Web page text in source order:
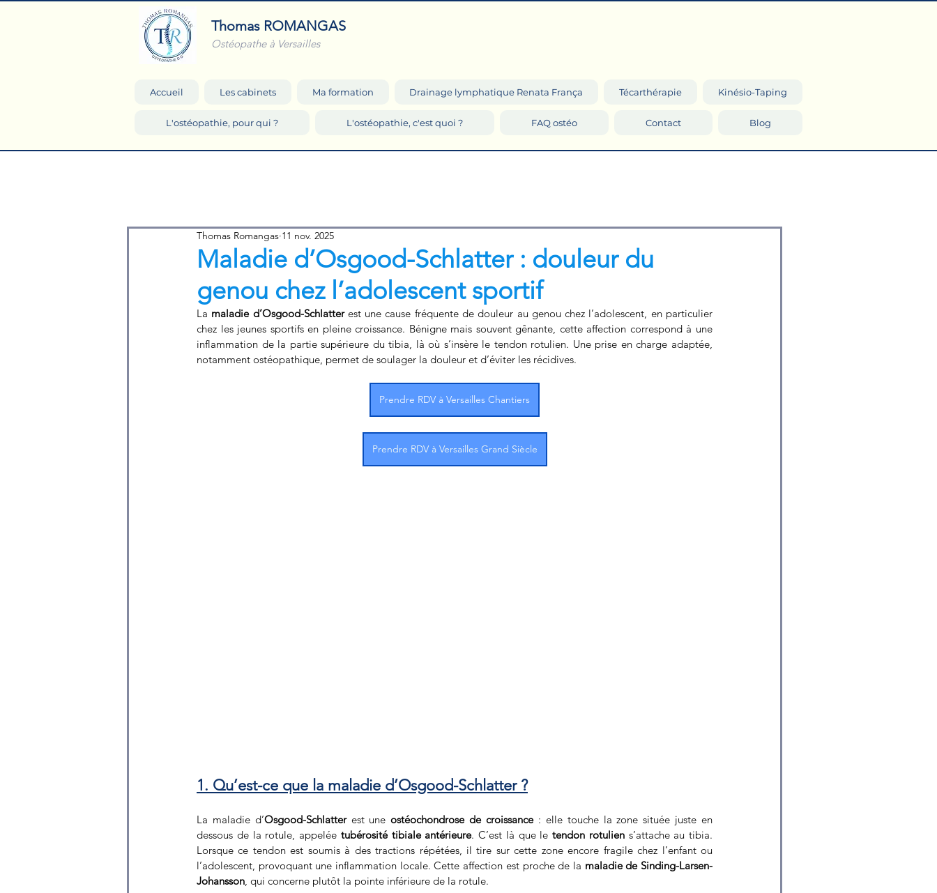
Thomas ROMANGAS
Ostéopathe à Versailles
Accueil Les cabinets Ma formation Drainage lymphatique Renata França Técarthérapie Kinésio-Taping
L'ostéopathie, pour qui ? L'ostéopathie, c'est quoi ? FAQ ostéo Contact Blog
Maladie d’Osgood-Schlatter : douleur du
genou chez l’adolescent sportif
Thomas Romangas 11 nov. 2025
La maladie d’Osgood-Schlatter est une cause fréquente de douleur au genou chez l’adolescent, en particulier
chez les jeunes sportifs en pleine croissance. Bénigne mais souvent gênante, cette affection correspond à une
inflammation de la partie supérieure du tibia, là où s’insère le tendon rotulien. Une prise en charge adaptée,
notamment ostéopathique, permet de soulager la douleur et d’éviter les récidives.
Prendre RDV à Versailles Chantiers
Prendre RDV à Versailles Grand Siècle
1. Qu’est-ce que la maladie d’Osgood-Schlatter ?
La maladie d’Osgood-Schlatter est une ostéochondrose de croissance : elle touche la zone située juste en
dessous de la rotule, appelée tubérosité tibiale antérieure. C’est là que le tendon rotulien s’attache au tibia.
Lorsque ce tendon est soumis à des tractions répétées, il tire sur cette zone encore fragile chez l’enfant ou
l’adolescent, provoquant une inflammation locale. Cette affection est proche de la maladie de Sinding-Larsen-
Johansson , qui concerne plutôt la pointe inférieure de la rotule.